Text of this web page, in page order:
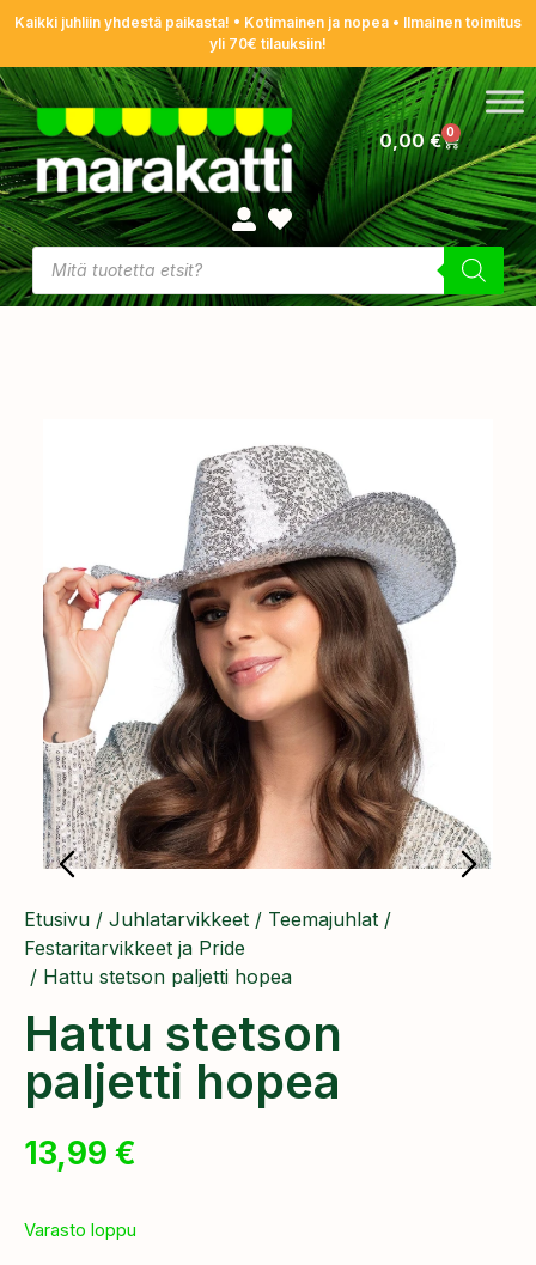
Kaikki juhliin yhdestä paikasta! • Kotimainen ja nopea • Ilmainen toimitus
yli 70€ tilauksiin!
0,00€ 0
Etusivu / Juhlatarvikkeet / Teemajuhlat /
Festaritarvikkeet ja Pride
/ Hattu stetson paljetti hopea
Hattu stetson
paljetti hopea
13,99 €
Varasto loppu